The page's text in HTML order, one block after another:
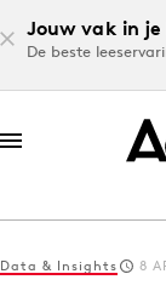
Jouw vak in
De beste
Log in
Data & Insights 8